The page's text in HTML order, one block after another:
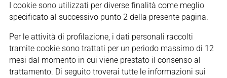
I cookie sono utilizzati per diverse finalità come meglio
specificato al successivo punto 2 della presente pagina.
Per le attività di profilazione, i dati personali raccolti
tramite cookie sono trattati per un periodo massimo di 12
mesi dal momento in cui viene prestato il consenso al
trattamento. Di seguito troverai tutte le informazioni sui